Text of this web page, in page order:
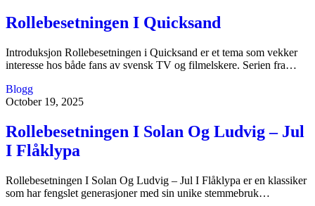
Rollebesetningen I Quicksand
Introduksjon Rollebesetningen i Quicksand er et tema som vekker
interesse hos både fans av svensk TV og filmelskere. Serien fra…
Blogg
October 19, 2025
Rollebesetningen I Solan Og Ludvig – Jul
I Flåklypa
Rollebesetningen I Solan Og Ludvig – Jul I Flåklypa er en klassiker
som har fengslet generasjoner med sin unike stemmebruk…